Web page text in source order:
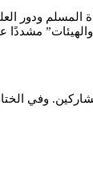
المسلم ودور
وفي